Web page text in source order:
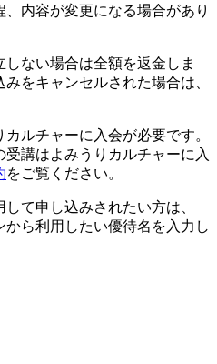
内容が変更になる場合があり
ない場合は全額を返金しま
をキャンセルされた場合は、
ルチャーに入会が必要です。
講はよみうりカルチャーに入
をご覧ください。
て申し込みされたい方は、
から利用したい優待名を入力し